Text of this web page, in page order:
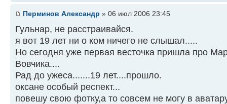
Перминов Александр » 06 июл 2006 23:45
Гульнар, не расстраивайся.
я вот 19 лет ни о ком ничего не слышал.....
Но сегодня уже первая весточка пришла про
Вовчика....
Рад до ужеса.......19 лет....прошло.
оксане особый респект...
повешу свою фотку,а то совсем не могу в